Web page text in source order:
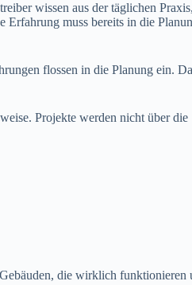
wissen aus der täglichen Praxis,
Erfahrung muss bereits in die
flossen in die Planung ein.
Projekte werden nicht über die
die wirklich funktionieren